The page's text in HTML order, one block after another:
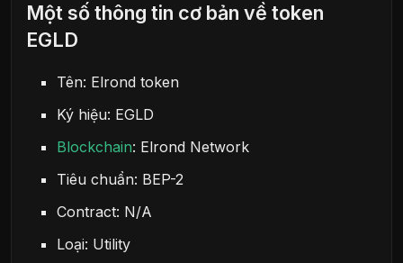
Một số thông tin cơ bản về token
EGLD
Tên: Elrond token
Ký hiệu: EGLD
Blockchain: Elrond Network
Tiêu chuẩn: BEP-2
Contract: N/A
Loại: Utility